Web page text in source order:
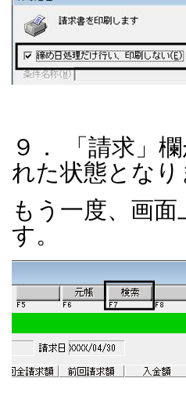
９． 「請求」
れた状態となり
もう一度、画面
す。